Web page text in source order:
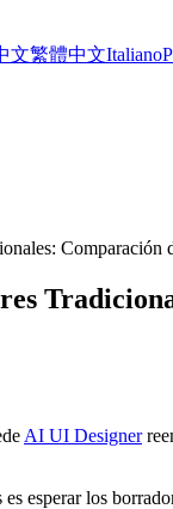
文繁體中文Italiano
Comparación
AI UI Designer
esperar los